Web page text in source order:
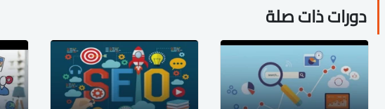
دورات ذات صلة